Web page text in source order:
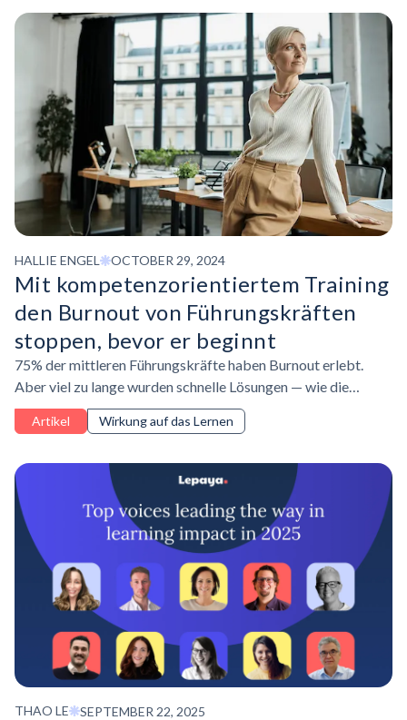
HALLIE ENGEL OCTOBER 29, 2024
Mit kompetenzorientiertem Training
den Burnout von Führungskräften
stoppen, bevor er beginnt
75% der mittleren Führungskräfte haben Burnout erlebt.
Aber viel zu lange wurden schnelle Lösungen — wie die
Förderung einer Bounce-Back-Mentalität — als akzeptable
Reaktion angesehen.
Artikel Wirkung auf das Lernen
THAO LE SEPTEMBER 22, 2025